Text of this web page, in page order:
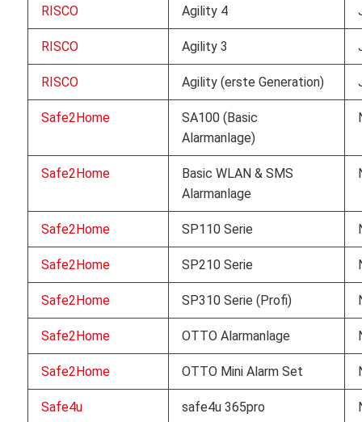
RISCO Agility 4
RISCO Agility 3
RISCO Agility (erste Generation)
Safe2Home
SA100 (Basic
Alarmanlage)
Safe2Home
Basic WLAN & SMS
Alarmanlage
Safe2Home SP110 Serie
Safe2Home SP210 Serie
Safe2Home SP310 Serie (Profi)
Safe2Home OTTO Alarmanlage
Safe2Home OTTO Mini Alarm Set
Safe4u safe4u 365pro